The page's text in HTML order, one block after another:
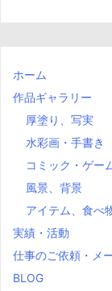
ホーム
作品ギャラリー
厚塗り、写実
水彩画・手書き
コミック・ゲー
風景、背景
アイテム、食べ
実績・活動
仕事のご依頼・メ
BLOG